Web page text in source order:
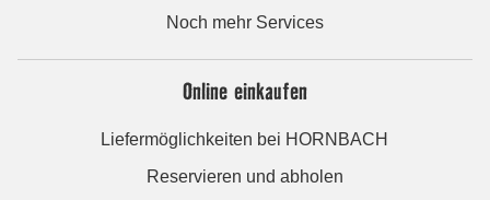
Noch mehr Services
Online einkaufen
Liefermöglichkeiten bei HORNBACH
Reservieren und abholen